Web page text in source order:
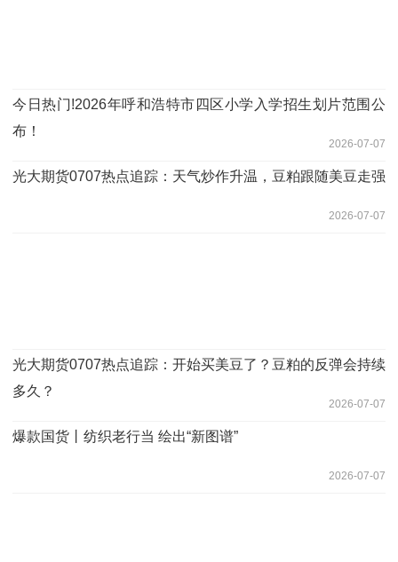
今日热门!2026年呼和浩特市四区小学入学招生划片范围公
布！
2026-07-07
光大期货0707热点追踪：天气炒作升温，豆粕跟随美豆走强
2026-07-07
光大期货0707热点追踪：开始买美豆了？豆粕的反弹会持续
多久？
2026-07-07
爆款国货丨纺织老行当 绘出“新图谱”
2026-07-07